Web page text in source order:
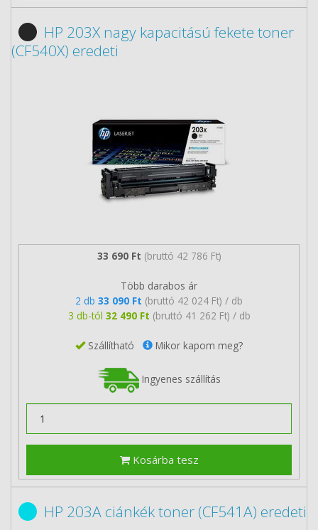
HP 203X nagy kapacitású fekete toner
(CF540X) eredeti
33 690 Ft (bruttó 42 786 Ft)
Több darabos ár
2 db 33 090 Ft (bruttó 42 024 Ft) / db
3 db-tól 32 490 Ft (bruttó 41 262 Ft) / db
Szállítható Mikor kapom meg?
Ingyenes szállítás
Kosárba tesz
HP 203A ciánkék toner (CF541A) eredeti